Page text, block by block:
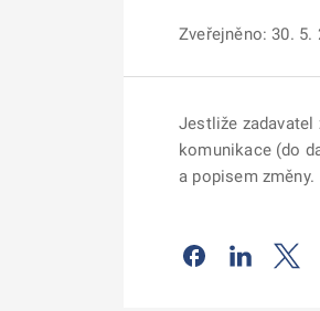
Zveřejněno: 30. 5.
Jestliže
komunikace (do
a popisem změny.
Odkaz seOdkaz